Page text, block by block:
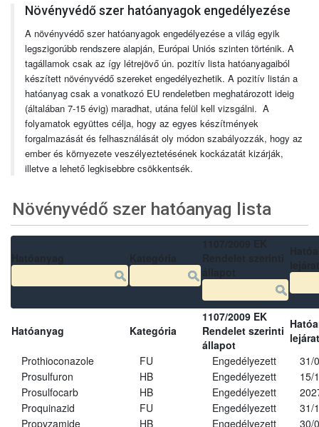
Növényvédő szer hatóanyagok engedélyezése
A növényvédő szer hatóanyagok engedélyezése a világ egyik
legszigorúbb rendszere alapján, Európai Uniós szinten történik. A
tagállamok csak az így létrejövő ún. pozitív lista hatóanyagaiból
készített növényvédő szereket engedélyezhetik. A pozitív listán a
hatóanyag csak a vonatkozó EU rendeletben meghatározott ideig
(általában 7-15 évig) maradhat, utána felül kell vizsgálni. A
folyamatok együttes célja, hogy az egyes készítmények
forgalmazását és felhasználását oly módon szabályozzák, hogy az
ember és környezete veszélyeztetésének kockázatát kizárják,
illetve a lehető legkisebbre csökkentsék.
Növényvédő szer hatóanyag lista
Hatóanyag Kategória
1107/2009 EK
Rendelet szerinti
állapot
Prothioconazole
FU Engedélyezett
31/
Prosulfuron
HB Engedélyezett
15/
Prosulfocarb
HB Engedélyezett
Proquinazid
FU Engedélyezett
31/
Propyzamide
HB Engedélyezett
30/